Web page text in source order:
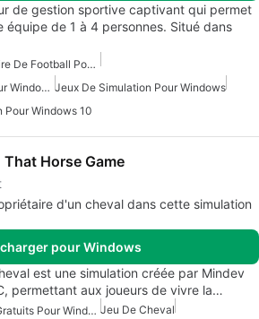
de gestion sportive captivant qui permet
équipe de 1 à 4 personnes. Situé dans
Jeux De Gestionnaire De Football Pour Windows
Gestionnaire De Football Pour Windows Jeux De Simulation Pour Windows
Pour Windows 10
Horse Game
d'un cheval dans cette simulation
pour Windows
est une simulation créée par Mindev
permettant aux joueurs de vivre la…
Jeux De Chevaux Gratuits Pour Windows Jeu De Cheval